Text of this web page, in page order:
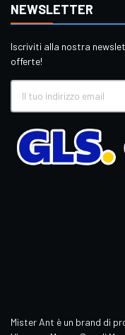
NEWSLETTER
Iscriviti alla nostra
offerte!
Mister Ant è un brand di